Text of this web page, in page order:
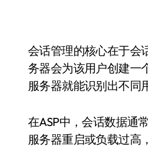
会话管理的核心在于会
务器会为该用户创建一
服务器就能识别出不同
在ASP中，会话数据通
服务器重启或负载过高